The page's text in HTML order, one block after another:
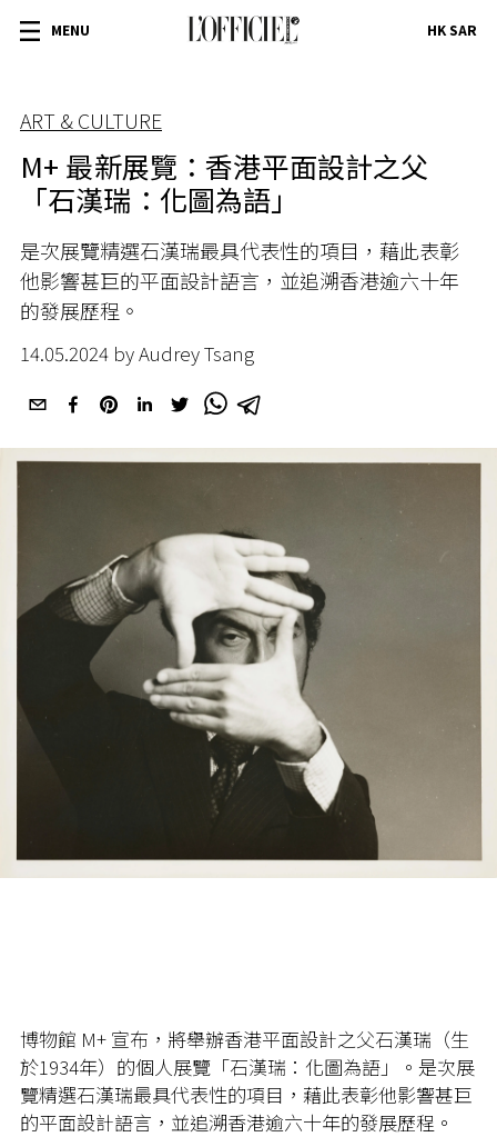
MENU HK SAR
ART & CULTURE
M+ 最新展覽：香港平面設計之父
「石漢瑞：化圖為語」
是次展覽精選石漢瑞最具代表性的項目，藉此表彰
他影響甚巨的平面設計語言，並追溯香港逾六十年
的發展歷程。
14.05.2024 by Audrey Tsang
博物館 M+ 宣布，將舉辦香港平面設計之父石漢瑞（生
於1934年）的個人展覽「石漢瑞：化圖為語」。是次展
覽精選石漢瑞最具代表性的項目，藉此表彰他影響甚巨
的平面設計語言，並追溯香港逾六十年的發展歷程。